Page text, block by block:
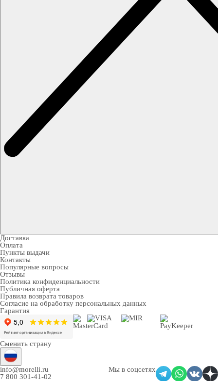
Доставка
Оплата
Пункты выдачи
Контакты
Популярные вопросы
Отзывы
Политика конфиденциальности
Публичная оферта
Правила возврата товаров
Согласие на обработку персональных данных
Гарантия
Сменить страну
info@morelli.ru
7 800 301-41-02
Мы в соцсетях